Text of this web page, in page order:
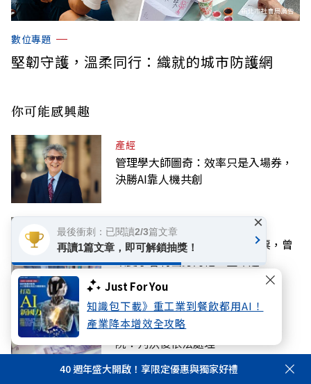
Just For You
知識包下載》重工業到餐飲都用AI！
產業降本增效全攻略
數位專題
堅韌守護，溫柔同行：織就的城市防護網
你可能感興趣
產經
管理學大師圖奇：效率只是入場券，
決勝AI靠人機共創
話題
緬懷高希均教授》一張單程機票，曾
改變了眷村出身的他一生命運
話題
停砍年金若違憲，要追回差額？政
院：判決後依法處理
40 週年盛大開啟！享限定優惠與獨家好禮
最後衝刺：已閱讀2/3篇文章
再讀1篇文章，即可解鎖抽獎！
×